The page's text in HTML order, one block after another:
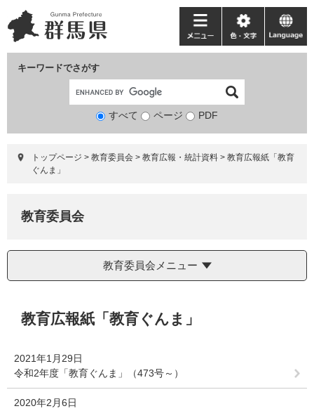
ー
ジ
ニ
ュ
て
キーワードでさがす
検
象
すべて ページ PDF
メ
ニ
ー
色・
文
language
トップページ > 教育委員会 > 教育広報・統計資料 > 教育広報紙「教育
ぐんま」
教育委員会
教育委員会メニュー
教育広報紙「教育ぐんま」
2021年1月29日
令和2年度「教育ぐんま」（473号～）
2020年2月6日